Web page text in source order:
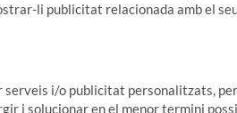
li publicitat relacionada amb el
i/o publicitat personalitzats,
i solucionar en el menor termini